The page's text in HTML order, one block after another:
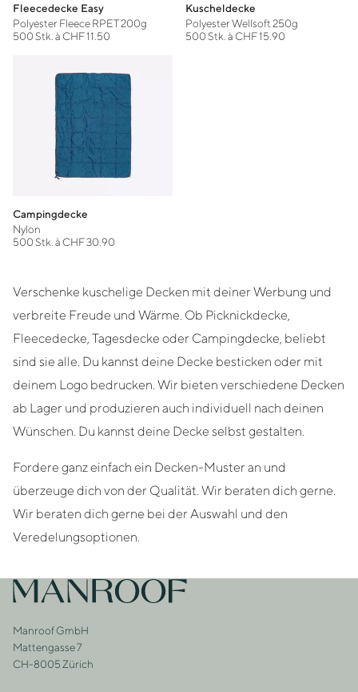
Fleecedecke Easy
Polyester Fleece RPET 200g
500 Stk. à CHF 11.50
Kuscheldecke
Polyester Wellsoft 250g
500 Stk. à CHF 15.90
Campingdecke
Nylon
500 Stk. à CHF 30.90
Verschenke kuschelige Decken mit deiner Werbung und
verbreite Freude und Wärme. Ob Picknickdecke,
Fleecedecke, Tagesdecke oder Campingdecke, beliebt
sind sie alle. Du kannst deine Decke besticken oder mit
deinem Logo bedrucken. Wir bieten verschiedene Decken
ab Lager und produzieren auch individuell nach deinen
Wünschen. Du kannst deine Decke selbst gestalten.
Fordere ganz einfach ein Decken-Muster an und
überzeuge dich von der Qualität. Wir beraten dich gerne.
Wir beraten dich gerne bei der Auswahl und den
Veredelungsoptionen.
Footer
Zur Startseite
Adresse
Manroof GmbH
Mattengasse 7
CH-8005 Zürich